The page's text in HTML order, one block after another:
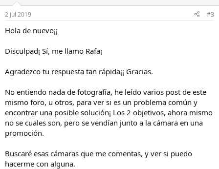
2 Jul 2019 #3
Hola de nuevo¡¡
Disculpad¡ Sí, me llamo Rafa¡
Agradezco tu respuesta tan rápida¡¡ Gracias.
No entiendo nada de fotografía, he leído varios post de este
mismo foro, u otros, para ver si es un problema común y
encontrar una posible solución¡ Los 2 objetivos, ahora mismo
no se cuales son, pero se vendían junto a la cámara en una
promoción.
Buscaré esas cámaras que me comentas, y ver si puedo
hacerme con alguna.